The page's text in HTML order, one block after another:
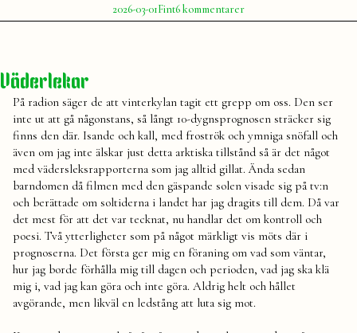
Publicerat
av
Julia
2026-03-01Publicerat
i
FintEtiketter:
mars,
6 kommentarertill
Vårvinter
Väderlekar
På radion säger de att vinterkylan tagit ett grepp om oss. Den ser
inte ut att gå någonstans, så långt 10-dygnsprognosen sträcker sig
finns den där. Isande och kall, med froströk och ymniga snöfall och
även om jag inte älskar just detta arktiska tillstånd så är det något
med vädersleksrapporterna som jag alltid gillat. Ända sedan
barndomen då filmen med den gäspande solen visade sig på tv:n
och berättade om soltiderna i landet har jag dragits till dem. Då var
det mest för att det var tecknat, nu handlar det om kontroll och
poesi. Två ytterligheter som på något märkligt vis möts där i
prognoserna. Det första ger mig en föraning om vad som väntar,
hur jag borde förhålla mig till dagen och perioden, vad jag ska klä
mig i, vad jag kan göra och inte göra. Aldrig helt och hållet
avgörande, men likväl en ledstång att luta sig mot.